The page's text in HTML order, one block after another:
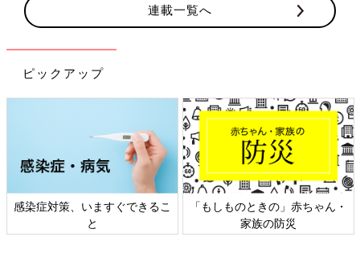
連載一覧へ
ピックアップ
感染症対策、いますぐできるこ
と
「もしものときの」赤ちゃん・
家族の防災